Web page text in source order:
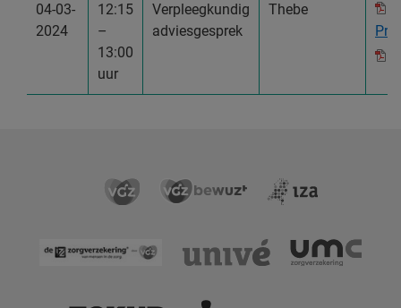
04-03-
2024
12:15
–
13:00
uur
Verpleegkundig
adviesgesprek
Thebe